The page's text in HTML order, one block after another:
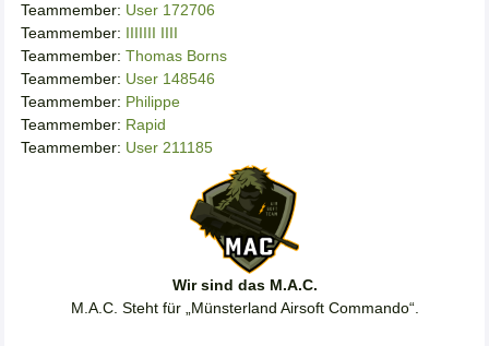
Teammember: User 172706
Teammember: IIIIIII IIII
Teammember: Thomas Borns
Teammember: User 148546
Teammember: Philippe
Teammember: Rapid
Teammember: User 211185
Wir sind das M.A.C.
M.A.C. Steht für „Münsterland Airsoft Commando“.